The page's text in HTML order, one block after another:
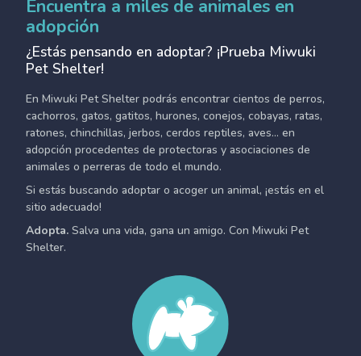
Encuentra a miles de animales en
adopción
¿Estás pensando en adoptar? ¡Prueba Miwuki
Pet Shelter!
En Miwuki Pet Shelter podrás encontrar cientos de perros,
cachorros, gatos, gatitos, hurones, conejos, cobayas, ratas,
ratones, chinchillas, jerbos, cerdos reptiles, aves... en
adopción procedentes de protectoras y asociaciones de
animales o perreras de todo el mundo.
Si estás buscando adoptar o acoger un animal, ¡estás en el
sitio adecuado!
Adopta. Salva una vida, gana un amigo. Con Miwuki Pet
Shelter.